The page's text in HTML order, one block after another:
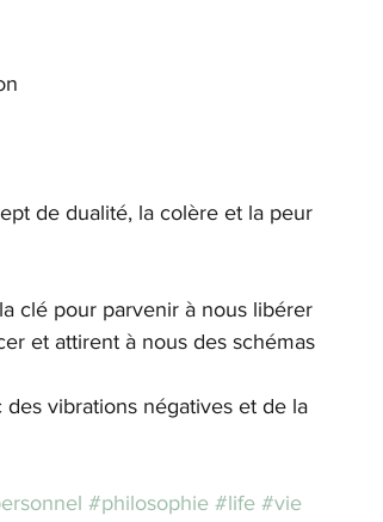
de dualité, la colère et la peur
clé pour parvenir à nous libérer
et attirent à nous des schémas
vibrations négatives et de la
#philosophie #life #vie